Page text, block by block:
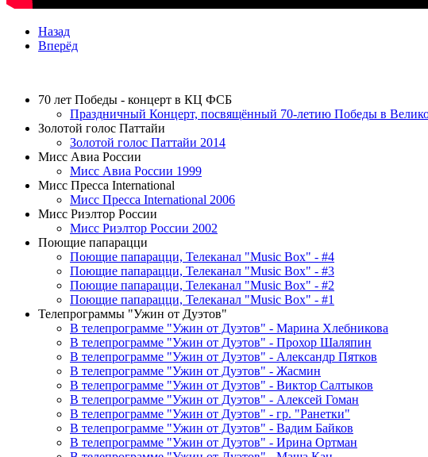
Назад
Вперёд
70 лет Победы - концерт в КЦ ФСБ
Праздничный Концерт, посвящённый 70-летию Победы в
Золотой голос Паттайи
Золотой голос Паттайи 2014
Мисс Авиа России
Мисс Авиа России 1999
Мисс Пресса International
Мисс Пресса International 2006
Мисс Риэлтор России
Мисс Риэлтор России 2002
Поющие папарацци
Поющие папарацци, Телеканал "Music Box" - #4
Поющие папарацци, Телеканал "Music Box" - #3
Поющие папарацци, Телеканал "Music Box" - #2
Поющие папарацци, Телеканал "Music Box" - #1
Телепрограммы "Ужин от Дуэтов"
В телепрограмме "Ужин от Дуэтов" - Марина Хлебникова
В телепрограмме "Ужин от Дуэтов" - Прохор Шаляпин
В телепрограмме "Ужин от Дуэтов" - Александр Пятков
В телепрограмме "Ужин от Дуэтов" - Жасмин
В телепрограмме "Ужин от Дуэтов" - Виктор Салтыков
В телепрограмме "Ужин от Дуэтов" - Алексей Гоман
В телепрограмме "Ужин от Дуэтов" - гр. "Ранетки"
В телепрограмме "Ужин от Дуэтов" - Вадим Байков
В телепрограмме "Ужин от Дуэтов" - Ирина Ортман